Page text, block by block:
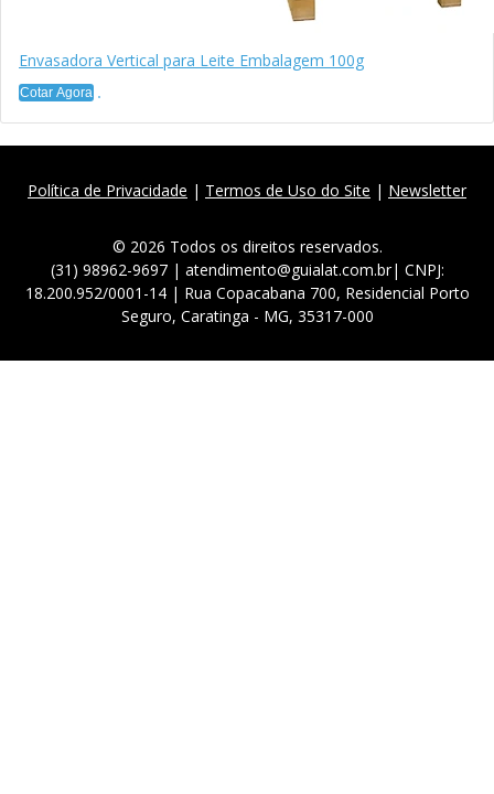
Envasadora Vertical para Leite Embalagem 100g
Cotar Agora
Política de Privacidade | Termos de Uso do Site | Newsletter
© 2026 Todos os direitos reservados.
(31) 98962-9697 | atendimento@guialat.com.br| CNPJ:
18.200.952/0001-14 | Rua Copacabana 700, Residencial Porto
Seguro, Caratinga - MG, 35317-000